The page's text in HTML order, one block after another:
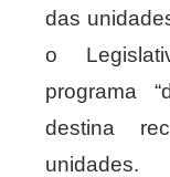
das
o
programa
destina
unidades.